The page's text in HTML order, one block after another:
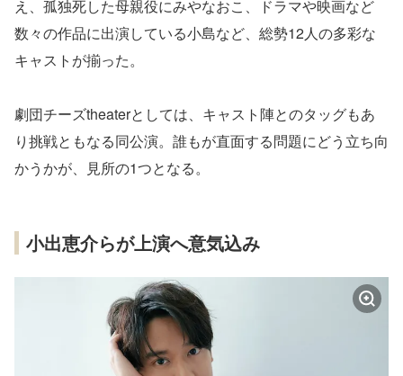
え、孤独死した母親役にみやなおこ、ドラマや映画など
数々の作品に出演している小島など、総勢12人の多彩な
キャストが揃った。
劇団チーズtheaterとしては、キャスト陣とのタッグもあ
り挑戦ともなる同公演。誰もが直面する問題にどう立ち向
かうかが、見所の1つとなる。
小出恵介らが上演へ意気込み